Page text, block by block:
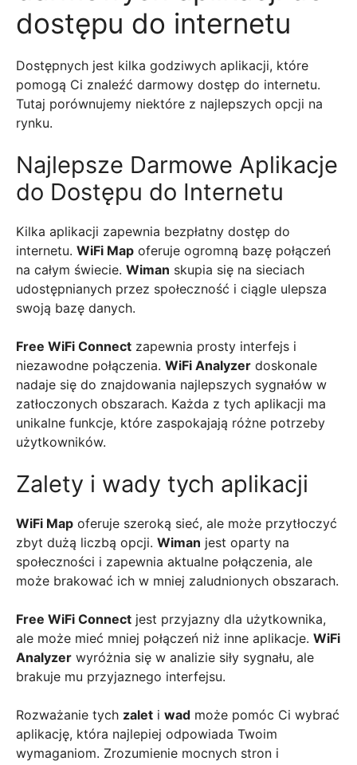
dostępu do internetu
Dostępnych jest kilka godziwych aplikacji, które
pomogą Ci znaleźć darmowy dostęp do internetu.
Tutaj porównujemy niektóre z najlepszych opcji na
rynku.
Najlepsze Darmowe Aplikacje
do Dostępu do Internetu
Kilka aplikacji zapewnia bezpłatny dostęp do
internetu. WiFi Map oferuje ogromną bazę połączeń
na całym świecie. Wiman skupia się na sieciach
udostępnianych przez społeczność i ciągle ulepsza
swoją bazę danych.
Free WiFi Connect zapewnia prosty interfejs i
niezawodne połączenia. WiFi Analyzer doskonale
nadaje się do znajdowania najlepszych sygnałów w
zatłoczonych obszarach. Każda z tych aplikacji ma
unikalne funkcje, które zaspokajają różne potrzeby
użytkowników.
Zalety i wady tych aplikacji
WiFi Map oferuje szeroką sieć, ale może przytłoczyć
zbyt dużą liczbą opcji. Wiman jest oparty na
społeczności i zapewnia aktualne połączenia, ale
może brakować ich w mniej zaludnionych obszarach.
Free WiFi Connect jest przyjazny dla użytkownika,
ale może mieć mniej połączeń niż inne aplikacje. WiFi
Analyzer wyróżnia się w analizie siły sygnału, ale
brakuje mu przyjaznego interfejsu.
Rozważanie tych zalet i wad może pomóc Ci wybrać
aplikację, która najlepiej odpowiada Twoim
wymaganiom. Zrozumienie mocnych stron i